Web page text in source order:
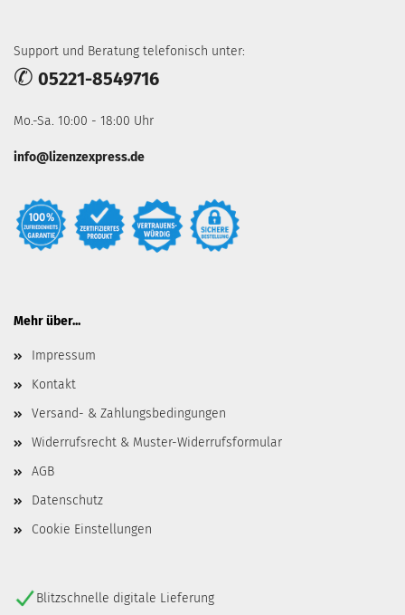
Support und Beratung telefonisch unter:
✆ 05221-8549716
Mo.-Sa. 10:00 - 18:00 Uhr
info@lizenzexpress.de
Mehr über...
Impressum
Kontakt
Versand- & Zahlungsbedingungen
Widerrufsrecht & Muster-Widerrufsformular
AGB
Datenschutz
Cookie Einstellungen
Blitzschnelle digitale Lieferung